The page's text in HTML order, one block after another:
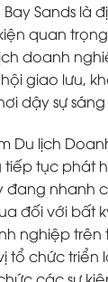
Sands là
quan
doanh
giao lưu,
dậy sự
Du lịch
tiếp tục phát
đang nhanh
đối với bất
nghiệp trên
tổ chức